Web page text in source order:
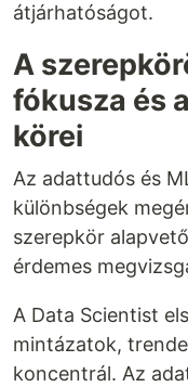
átjárhatóságot.
A
fókusza és
körei
Az adattudós és
különbségek
szerepkör
érdemes
A Data Scientist
mintázatok,
koncentrál. Az